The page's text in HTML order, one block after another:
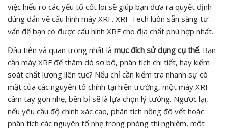
việc hiểu rõ các yếu tố cốt lõi sẽ giúp bạn đưa ra quyết định
đúng đắn về cấu hình máy XRF. XRF Tech luôn sẵn sàng tư
vấn để bạn có được cấu hình XRF cho địa chất phù hợp nhất.
Đầu tiên và quan trọng nhất là mục đích sử dụng cụ thể. Bạn
cần máy XRF để thăm dò sơ bộ, phân tích chi tiết, hay kiểm
soát chất lượng liên tục? Nếu chỉ cần kiểm tra nhanh sự có
mặt của các nguyên tố chính tại hiện trường, một máy XRF
cầm tay gọn nhẹ, bền bỉ sẽ là lựa chọn lý tưởng. Ngược lại,
nếu yêu cầu độ chính xác cao, phân tích nồng độ vết hoặc
phân tích các nguyên tố nhẹ trong phòng thí nghiệm, một